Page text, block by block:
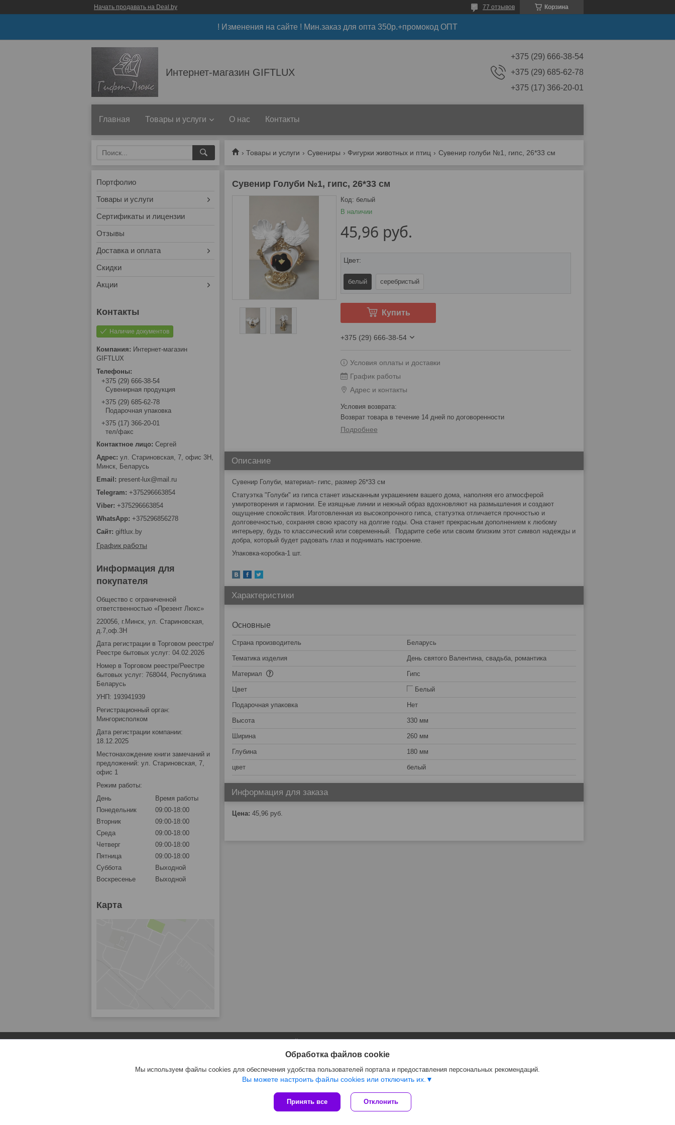
Начать продавать на Deal.by Корзина
77 отзывов
! Изменения на сайте ! Мин.заказ для опта 350р.+промокод ОПТ
Интернет-магазин GIFTLUX
+375 (29) 666-38-54
+375 (29) 685-62-78
+375 (17) 366-20-01
Главная Товары и услуги О нас Контакты
Товары и услуги Сувениры Фигурки животных и птиц Сувенир голуби №1, гипс, 26*33 см
Сувенир Голуби №1, гипс, 26*33 см
В наличии
Код: белый
45,96 руб.
Цвет:
белый серебристый
Купить
+375 (29) 666-38-54
Условия оплаты и доставки
График работы
Адрес и контакты
возврат товара в течение 14 дней по договоренности
Подробнее
Описание
Сувенир Голуби, материал- гипс, размер 26*33 см
Статуэтка "Голуби" из гипса станет изысканным украшением вашего дома, наполняя его атмосферой
умиротворения и гармонии. Ее изящные линии и нежный образ вдохновляют на размышления и создают
ощущение спокойствия. Изготовленная из высокопрочного гипса, статуэтка отличается прочностью и
долговечностью, сохраняя свою красоту на долгие годы. Она станет прекрасным дополнением к любому
интерьеру, будь то классический или современный. Подарите себе или своим близким этот символ надежды и
добра, который будет радовать глаз и поднимать настроение.
Упаковка-коробка-1 шт.
Характеристики
Основные
Страна производитель Беларусь
Тематика изделия День святого Валентина, свадьба, романтика
Материал Гипс
Цвет Белый
Подарочная упаковка Нет
Высота 330 мм
Ширина 260 мм
Глубина 180 мм
цвет белый
Информация для заказа
Цена: 45,96 руб.
Портфолио
Товары и услуги
Сертификаты и лицензии
Отзывы
Доставка и оплата
Скидки
Акции
Наличие документов
Интернет-магазин
GIFTLUX
+375 (29) 666-38-54
Сувенирная продукция
+375 (29) 685-62-78
Подарочная упаковка
+375 (17) 366-20-01
тел/факс
Сергей
ул. Стариновская, 7, офис 3Н,
Минск, Беларусь
present-lux@mail.ru
+375296663854
+375296663854
+375296856278
giftlux.by
График работы
Информация для
покупателя
Общество с ограниченной
ответственностью «Презент Люкс»
220056, г.Минск, ул. Стариновская,
д.7,оф.3Н
Дата регистрации в Торговом реестре/
Реестре бытовых услуг: 04.02.2026
Номер в Торговом реестре/Реестре
бытовых услуг: 768044, Республика
Беларусь
УНП: 193941939
Регистрационный орган:
Мингорисполком
Дата регистрации компании:
18.12.2025
Местонахождение книги замечаний и
предложений: ул. Стариновская, 7,
офис 1
Режим работы:
День
Время работы
Понедельник
09:00-18:00
Вторник
09:00-18:00
Среда
09:00-18:00
Четверг
09:00-18:00
Пятница
09:00-18:00
Суббота
Выходной
Воскресенье
Выходной
Карта
Сайт создан на платформе Deal.by
Политика обработки файлов cookies
Обработка файлов cookie
Мы используем файлы cookies для обеспечения удобства пользователей портала и предоставления персональных рекомендаций.
Вы можете настроить файлы cookies или отключить их.
Принять все Отклонить
Интернет-магазин GIFTLUX |
Select Language ▼